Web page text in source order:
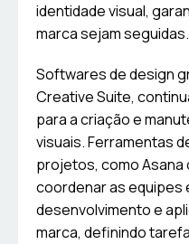
identidade visual,
marca sejam seguidas.
Softwares de design
Creative Suite,
para a criação e
visuais. Ferramentas
projetos, como Asana
coordenar as equipes
desenvolvimento e
marca, definindo